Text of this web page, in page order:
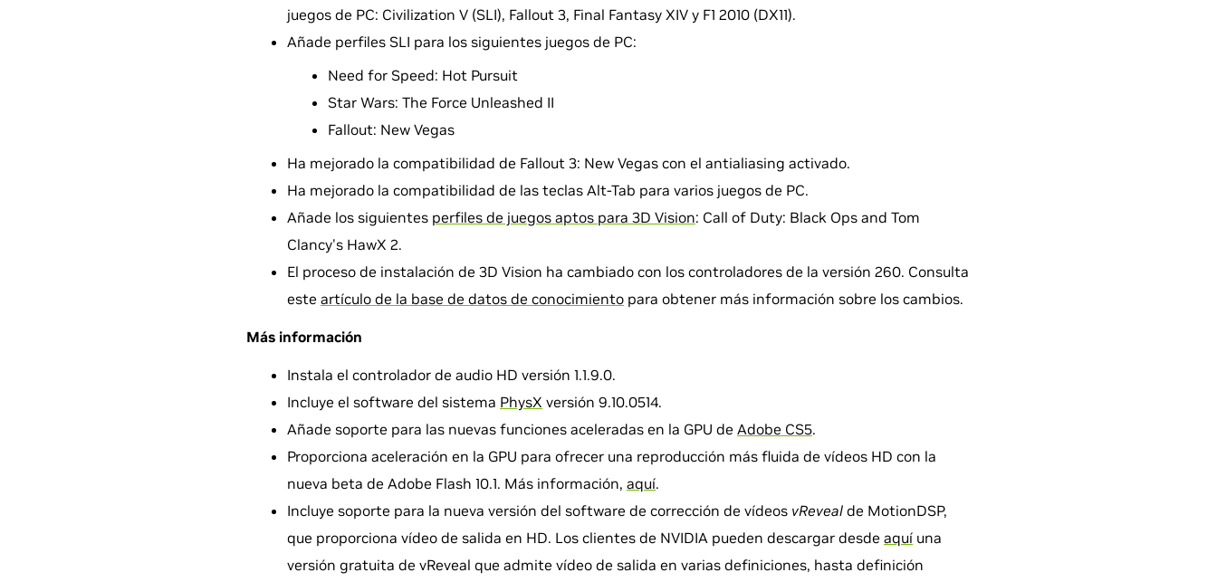
juegos de PC: Civilization V (SLI), Fallout 3, Final Fantasy XIV y F1 2010 (DX11).
Añade perfiles SLI para los siguientes juegos de PC:
Need for Speed: Hot Pursuit
Star Wars: The Force Unleashed II
Fallout: New Vegas
Ha mejorado la compatibilidad de Fallout 3: New Vegas con el antialiasing activado.
Ha mejorado la compatibilidad de las teclas Alt-Tab para varios juegos de PC.
Añade los siguientes perfiles de juegos aptos para 3D Vision: Call of Duty: Black Ops and Tom
Clancy's HawX 2.
El proceso de instalación de 3D Vision ha cambiado con los controladores de la versión 260. Consulta
este artículo de la base de datos de conocimiento para obtener más información sobre los cambios.
Más información
Instala el controlador de audio HD versión 1.1.9.0.
Incluye el software del sistema PhysX versión 9.10.0514.
Añade soporte para las nuevas funciones aceleradas en la GPU de Adobe CS5.
Proporciona aceleración en la GPU para ofrecer una reproducción más fluida de vídeos HD con la
nueva beta de Adobe Flash 10.1. Más información, aquí.
Incluye soporte para la nueva versión del software de corrección de vídeos vReveal de MotionDSP,
que proporciona vídeo de salida en HD. Los clientes de NVIDIA pueden descargar desde aquí una
versión gratuita de vReveal que admite vídeo de salida en varias definiciones, hasta definición